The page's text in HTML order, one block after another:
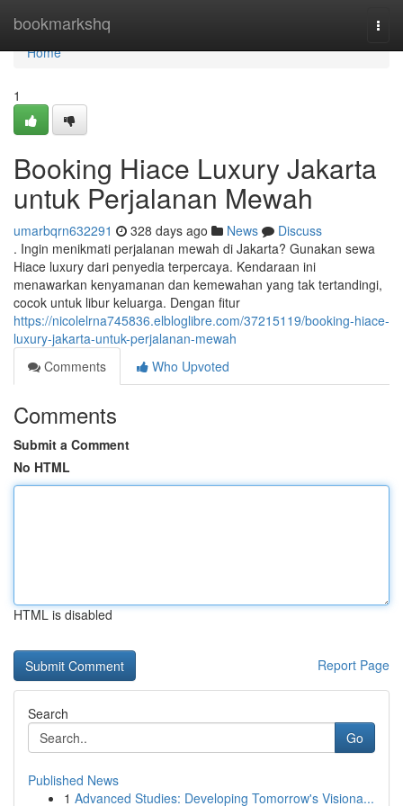
bookmarkshq
Home
Home
1
Booking Hiace Luxury Jakarta
untuk Perjalanan Mewah
umarbqrn632291 328 days ago News
Discuss
. Ingin menikmati perjalanan mewah di Jakarta? Gunakan sewa
Hiace luxury dari penyedia terpercaya. Kendaraan ini
menawarkan kenyamanan dan kemewahan yang tak tertandingi,
cocok untuk libur keluarga. Dengan fitur
https://nicolelrna745836.elbloglibre.com/37215119/booking-hiace-
luxury-jakarta-untuk-perjalanan-mewah
Comments
Who Upvoted
Comments
Submit a Comment
No HTML
HTML is disabled
Report Page
Search
Go
Published News
1 Advanced Studies: Developing Tomorrow's Visiona...